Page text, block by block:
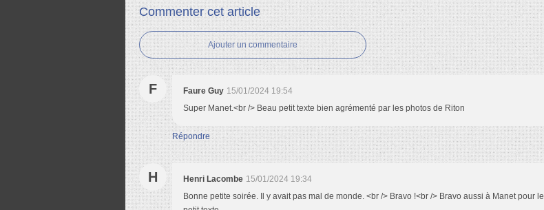
Commenter cet article
Ajouter un commentaire
F Faure Guy 15/01/2024 19:54
Super Manet.<br /> Beau petit texte bien agrémenté par les photos de Riton
Répondre
H Henri Lacombe 15/01/2024 19:34
Bonne petite soirée. Il y avait pas mal de monde. <br /> Bravo !<br /> Bravo aussi à Manet pour le